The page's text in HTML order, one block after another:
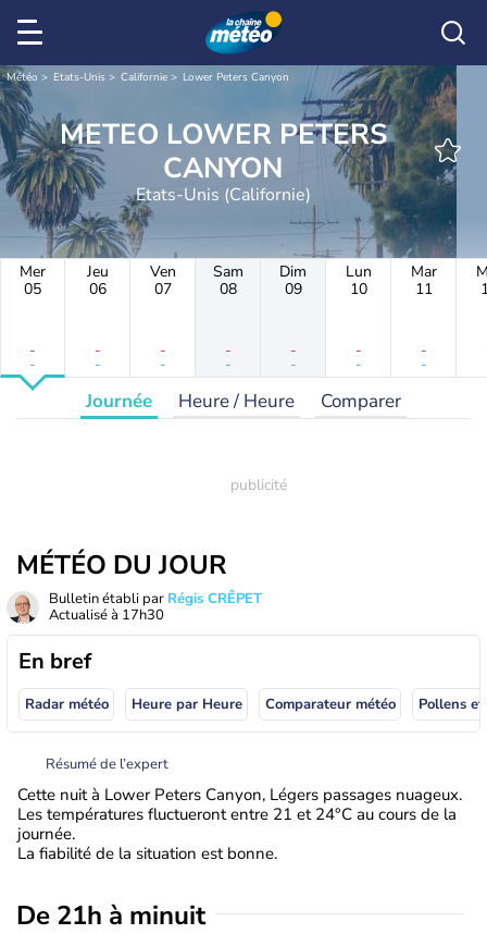
Météo Etats-Unis Californie Lower Peters Canyon
METEO LOWER PETERS
CANYON
Etats-Unis (Californie)
Mer
05
-
-
Jeu
06
-
-
Ven
07
-
-
Sam
08
-
-
Dim
09
-
-
Lun
10
-
-
Mar
11
-
-
Journée Heure / Heure Comparer
MÉTÉO DU JOUR
Bulletin établi par Régis CRÊPET
Actualisé à 17h30
En bref
Radar météo Heure par Heure Comparateur météo Pollens
Résumé de l’expert
Cette nuit à Lower Peters Canyon, Légers passages nuageux.
Les températures fluctueront entre 21 et 24°C au cours de la
journée.
La fiabilité de la situation est bonne.
De 21h à minuit